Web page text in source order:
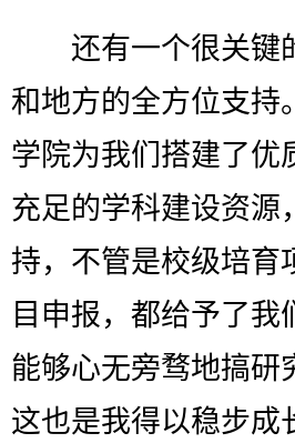
还有一个很关键
和地方的全方位支持
学院为我们搭建了优
充足的学科建设资源
持，不管是校级培育
目申报，都给予了
能够心无旁骛地搞研
这也是我得以稳步成